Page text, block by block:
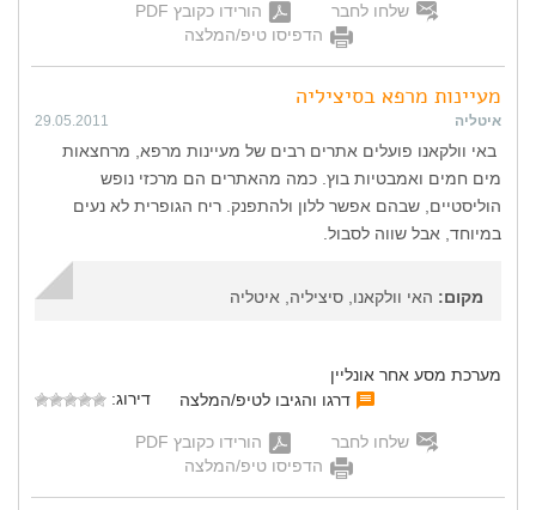
שלחו לחבר
הורידו כקובץ PDF
הדפיסו טיפ/המלצה
מעיינות מרפא בסיציליה
איטליה 29.05.2011
באי וולקאנו פועלים אתרים רבים של מעיינות מרפא, מרחצאות
מים חמים ואמבטיות בוץ. כמה מהאתרים הם מרכזי נופש
הוליסטיים, שבהם אפשר ללון ולהתפנק. ריח הגופרית לא נעים
במיוחד, אבל שווה לסבול.
מקום: האי וולקאנו, סיציליה, איטליה
מערכת מסע אחר אונליין
דרגו והגיבו לטיפ/המלצה
דירוג:
שלחו לחבר
הורידו כקובץ PDF
הדפיסו טיפ/המלצה